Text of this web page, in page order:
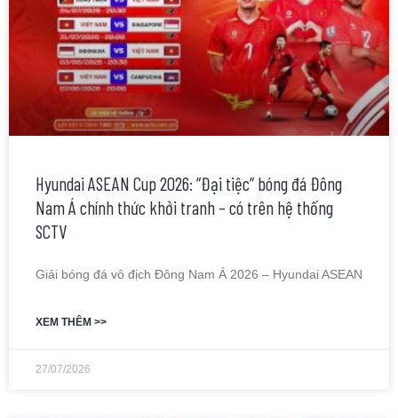
Hyundai ASEAN Cup 2026: ”Đại tiệc” bóng đá Đông
Nam Á chính thức khởi tranh – có trên hệ thống
SCTV
Giải bóng đá vô địch Đông Nam Á 2026 – Hyundai ASEAN
XEM THÊM >>
27/07/2026